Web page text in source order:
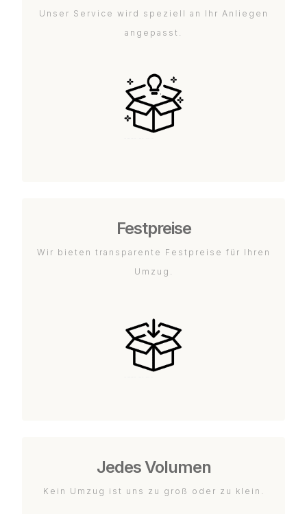
Unser Service wird speziell an Ihr Anliegen
angepasst.
Festpreise
Wir bieten transparente Festpreise für Ihren
Umzug.
Jedes Volumen
Kein Umzug ist uns zu groß oder zu klein.